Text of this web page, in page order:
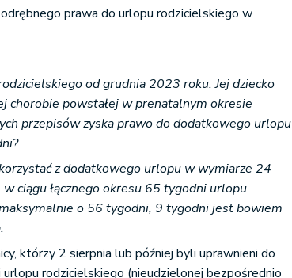
prawa do urlopu rodzicielskiego w
od grudnia 2023 roku. Jej dziecko
chorobie powstałej w prenatalnym okresie
przepisów zyska prawo do dodatkowego urlopu
z dodatkowego urlopu w wymiarze 24
ciągu łącznego okresu 65 tygodni urlopu
o 56 tygodni, 9 tygodni jest bowiem
którzy 2 sierpnia lub później byli uprawnieni do
rodzicielskiego (nieudzielonej bezpośrednio